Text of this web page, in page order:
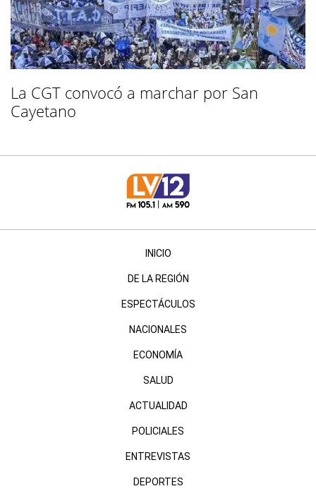
La CGT convocó a marchar por San
Cayetano
INICIO
DE LA REGIÓN
ESPECTÁCULOS
NACIONALES
ECONOMÍA
SALUD
ACTUALIDAD
POLICIALES
ENTREVISTAS
DEPORTES